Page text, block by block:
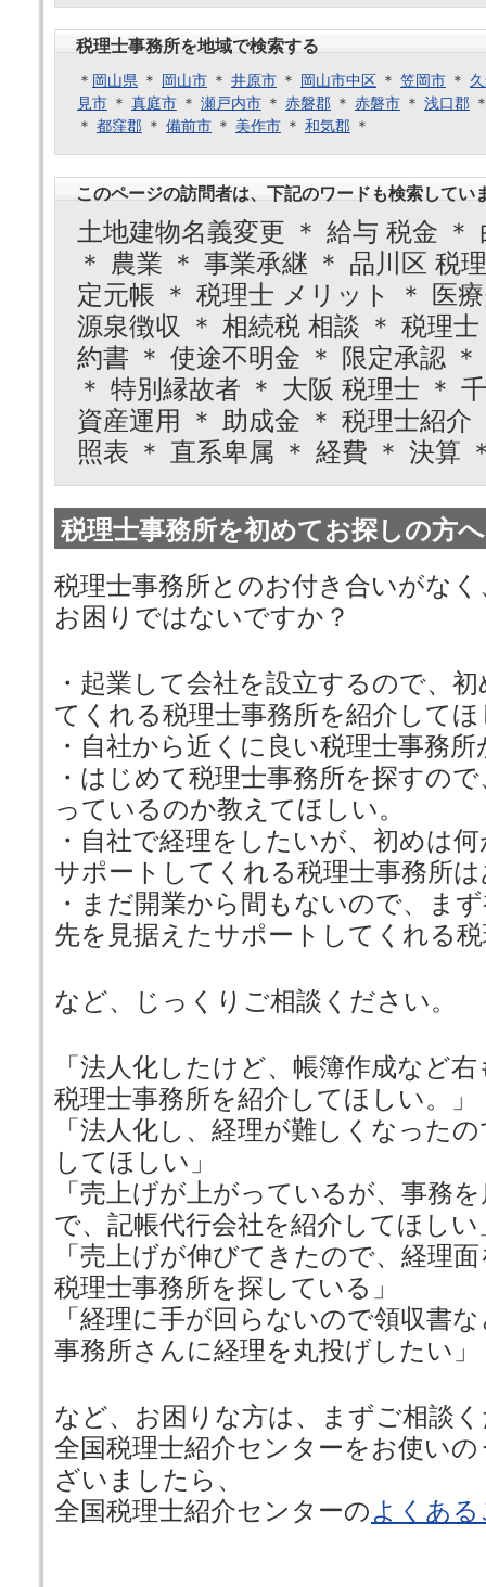
税理士事務所を地域で検索する
＊ 岡山県 ＊ 岡山市 ＊ 井原市 ＊ 岡山市中区 ＊ 笠岡市 ＊
見市 ＊ 真庭市 ＊ 瀬戸内市 ＊ 赤磐郡 ＊ 赤磐市 ＊ 浅口郡
＊ 都窪郡 ＊ 備前市 ＊ 美作市 ＊ 和気郡 ＊
このページの訪問者は、下記のワードも検索してい
土地建物名義変更 ＊ 給与 税金 ＊
＊ 農業 ＊ 事業承継 ＊ 品川区 税
定元帳 ＊ 税理士 メリット ＊ 医
源泉徴収 ＊ 相続税 相談 ＊ 税理
約書 ＊ 使途不明金 ＊ 限定承認
＊ 特別縁故者 ＊ 大阪 税理士 ＊
資産運用 ＊ 助成金 ＊ 税理士紹介
照表 ＊ 直系卑属 ＊ 経費 ＊ 決算
税理士事務所を初めてお探しの方へ
税理士事務所とのお付き合いがな
お困りではないですか？
・起業して会社を設立するので、
てくれる税理士事務所を紹介して
・自社から近くに良い税理士事務
・はじめて税理士事務所を探すの
っているのか教えてほしい。
・自社で経理をしたいが、初めは
サポートしてくれる税理士事務所
・まだ開業から間もないので、ま
先を見据えたサポートしてくれる
など、じっくりご相談ください。
「法人化したけど、帳簿作成など
税理士事務所を紹介してほしい。」
「法人化し、経理が難しくなった
してほしい」
「売上げが上がっているが、事務
で、記帳代行会社を紹介してほしい
「売上げが伸びてきたので、経理
税理士事務所を探している」
「経理に手が回らないので領収書
事務所さんに経理を丸投げしたい」
など、お困りな方は、まずご相談
全国税理士紹介センターをお使い
ざいましたら、
全国税理士紹介センターのよくあ